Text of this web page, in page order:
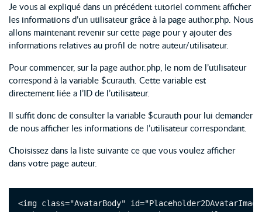
Je vous ai expliqué dans un précédent tutoriel comment afficher
les informations d’un utilisateur grâce à la page author.php. Nous
allons maintenant revenir sur cette page pour y ajouter des
informations relatives au profil de notre auteur/utilisateur.
Pour commencer, sur la page author.php, le nom de l’utilisateur
correspond à la variable $curauth. Cette variable est
directement liée a l’ID de l’utilisateur.
Il suffit donc de consulter la variable $curauth pour lui demander
de nous afficher les informations de l’utilisateur correspondant.
Choisissez dans la liste suivante ce que vous voulez afficher
dans votre page auteur.
<img class="AvatarBody"